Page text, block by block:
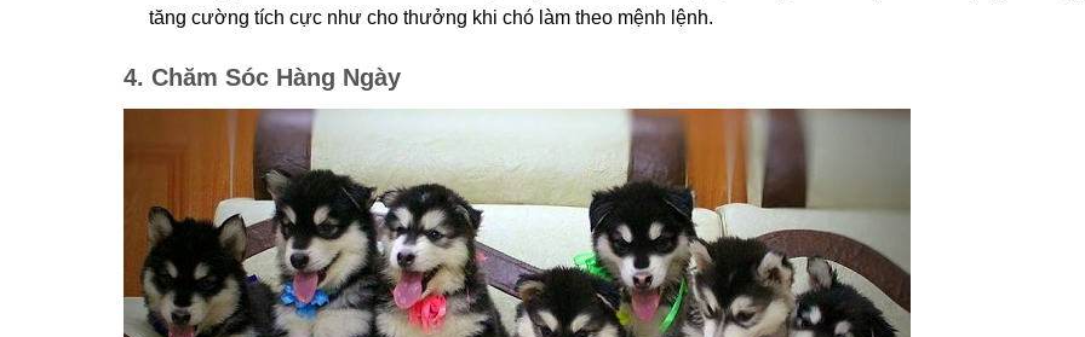
tăng cường tích cực như cho thưởng khi chó làm theo mệnh lệnh.
4. Chăm Sóc Hàng Ngày